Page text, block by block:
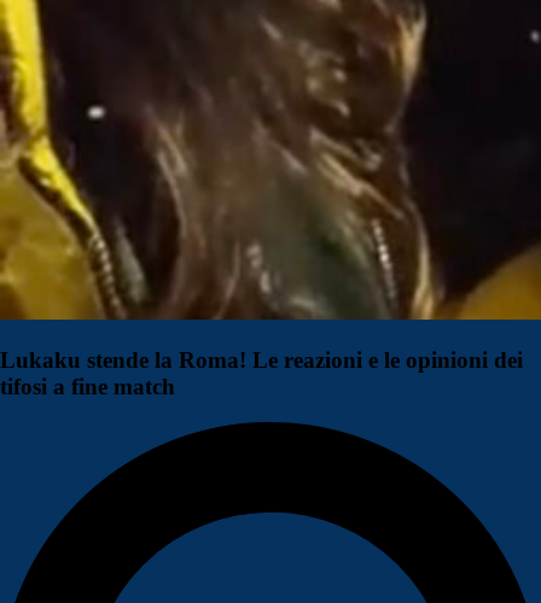
Lukaku stende la Roma! Le reazioni e le opinioni dei
tifosi a fine match